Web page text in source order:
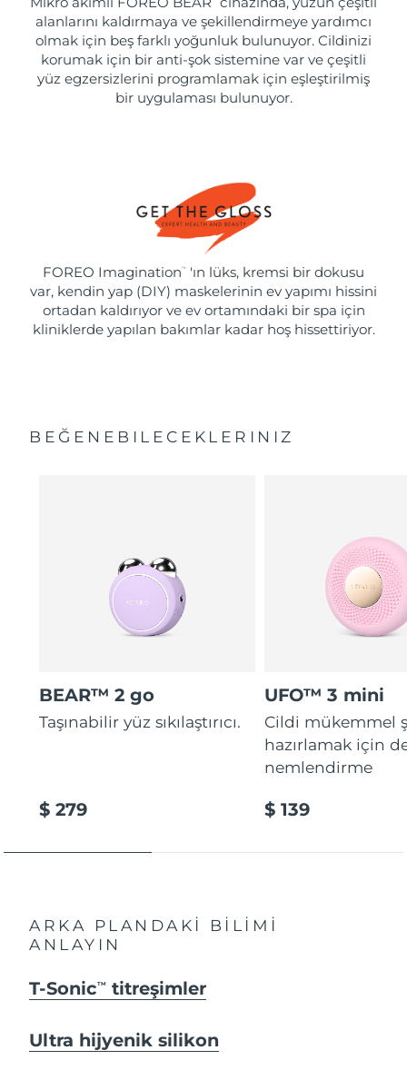
alanlarını kaldırmaya ve şekillendirmeye yardımcı
olmak için beş farklı yoğunluk bulunuyor. Cildinizi
korumak için bir anti-şok sistemine var ve çeşitli
yüz egzersizlerini programlamak için eşleştirilmiş
bir uygulaması bulunuyor.
FOREO Imagination ™
'ın lüks, kremsi bir dokusu
var, kendin yap (DIY) maskelerinin ev yapımı hissini
ortadan kaldırıyor ve ev ortamındaki bir spa için
kliniklerde yapılan bakımlar kadar hoş hissettiriyor.
BEĞENEBILECEKLERINIZ
BEAR™ 2 go
Taşınabilir yüz sıkılaştırıcı.
$ 279
UFO™ 3 mini
Cildi mükemmel
hazırlamak için
nemlendirme
$ 139
ARKA PLANDAKİ BİLİMİ
ANLAYIN
T-SonicTM titreşimler
Ultra hijyenik silikon